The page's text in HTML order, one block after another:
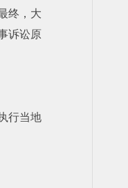
终，大
诉讼原
行当地